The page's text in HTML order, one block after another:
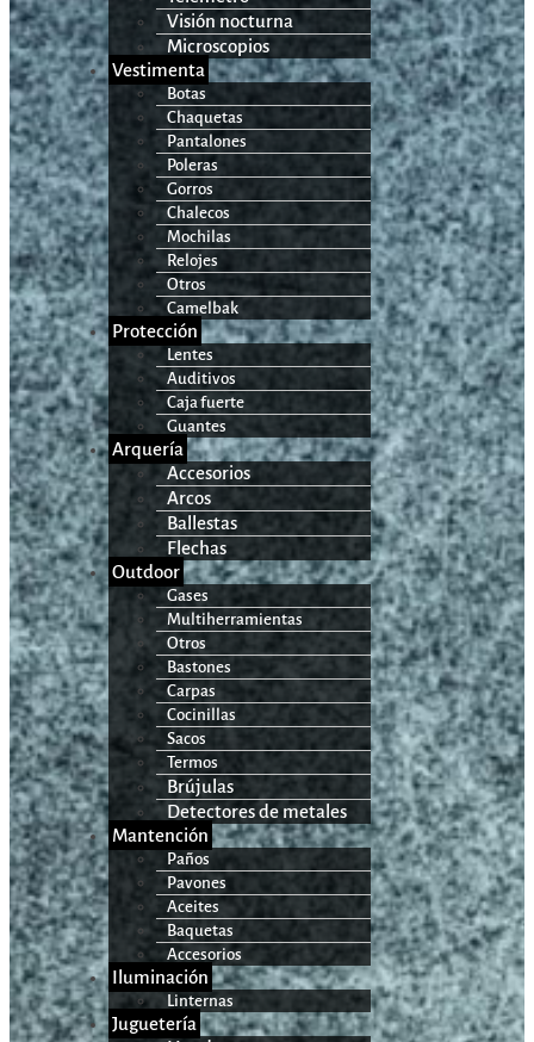
Visión nocturna
Microscopios
Vestimenta
Botas
Chaquetas
Pantalones
Poleras
Gorros
Chalecos
Mochilas
Relojes
Otros
Camelbak
Protección
Lentes
Auditivos
Caja fuerte
Guantes
Arquería
Accesorios
Arcos
Ballestas
Flechas
Outdoor
Gases
Multiherramientas
Otros
Bastones
Carpas
Cocinillas
Sacos
Termos
Brújulas
Detectores de metales
Mantención
Paños
Pavones
Aceites
Baquetas
Accesorios
Iluminación
Linternas
Juguetería